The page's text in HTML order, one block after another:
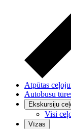
Atpūtas
Autobusu
Ekskursiju
Visi
Vīzas